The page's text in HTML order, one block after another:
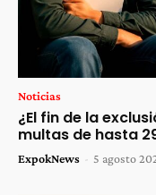
Noticias
¿El fin de la
multas de hasta
ExpokNews - 5 agosto